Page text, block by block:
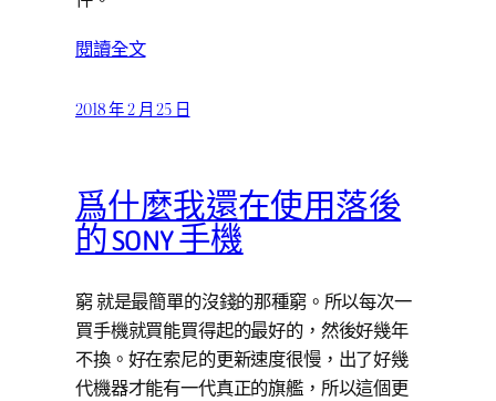
閱讀全文
2018 年 2 月 25 日
爲什麼我還在使用落後
的 SONY 手機
窮 就是最簡單的沒錢的那種窮。所以每次一
買手機就買能買得起的最好的，然後好幾年
不換。好在索尼的更新速度很慢，出了好幾
代機器才能有一代真正的旗艦，所以這個更